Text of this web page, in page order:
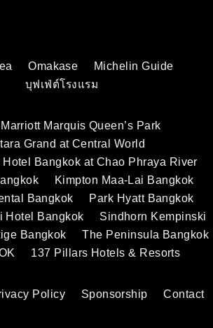
Omakase
Michelin Guide
บุฟเฟ่ต์โรงแรม
Marquis Queen’s Park
Grand at Central World
Hotel Bangkok at Chao Phraya River
Kimpton Maa-Lai Bangkok
Bangkok
Park Hyatt Bangkok
Hotel Bangkok
Sindhorn Kempinski
Bangkok
The Peninsula Bangkok
137 Pillars Hotels & Resorts
Policy Sponsorship Contact